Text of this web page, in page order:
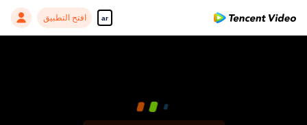
ar افتح التطبيق